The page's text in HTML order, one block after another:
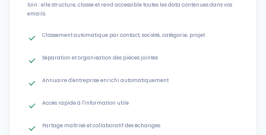
loin : elle structure, classe et rend accessible toutes les data contenues dans vos
emails.
Classement automatique par contact, société, catégorie, projet
Séparation et organisation des pièces jointes
Annuaire d'entreprise enrichi automatiquement
Accès rapide à l'information utile
Partage maîtrisé et collaboratif des échanges